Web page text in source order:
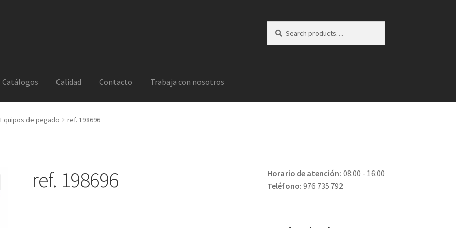
for:
Catálogos Calidad Contacto Trabaja con nosotros
Equipos de pegado ref. 198696
ref. 198696 Horario de atención: 08:00 - 16:00
Teléfono: 976 735 792